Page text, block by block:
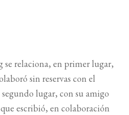
relaciona, en primer lugar,
sin reservas con el
lugar, con su amigo
escribió, en colaboración